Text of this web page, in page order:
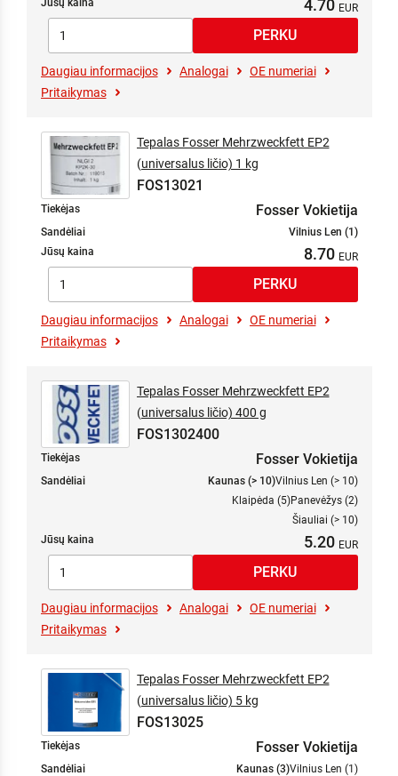
Jūsų kaina
4.70
Daugiau informacijos Analogai
OE numeriai
Pritaikymas
Tepalas Fosser Mehrzweckfett EP2
(universalus ličio) 1 kg
FOS13021
Tiekėjas Fosser Vokietija
Sandėliai
Vilnius Len (1)
Jūsų kaina
8.70
Daugiau informacijos Analogai
OE numeriai
Pritaikymas
Tepalas Fosser Mehrzweckfett EP2
(universalus ličio) 400 g
FOS1302400
Tiekėjas Fosser Vokietija
Sandėliai Kaunas (> 10)Vilnius Len (> 10)
Klaipėda (5)Panevėžys (2)
Šiauliai (> 10)
Jūsų kaina
5.20
Daugiau informacijos Analogai
OE numeriai
Pritaikymas
Tepalas Fosser Mehrzweckfett EP2
(universalus ličio) 5 kg
FOS13025
Tiekėjas Fosser Vokietija
Sandėliai Kaunas (3)Vilnius Len (1)